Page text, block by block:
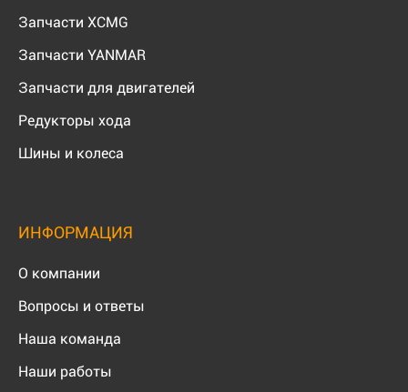
Запчасти XCMG
Запчасти YANMAR
Запчасти для двигателей
Редукторы хода
Шины и колеса
ИНФОРМАЦИЯ
О компании
Вопросы и ответы
Наша команда
Наши работы